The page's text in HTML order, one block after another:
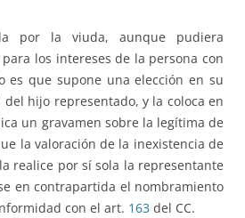
por la viuda, aunque pudiera
los intereses de la persona con
es que supone una elección en su
hijo representado, y la coloca en
un gravamen sobre la legítima de
la valoración de la inexistencia de
realice por sí sola la representante
en contrapartida el nombramiento
con el art. 163 del CC.